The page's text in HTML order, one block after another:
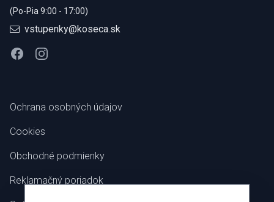
(Po-Pia 9:00 - 17:00)
vstupenky@koseca.sk
FacebookInstagram
Ochrana osobných údajov
Cookies
Obchodné podmienky
Reklamačný poriadok